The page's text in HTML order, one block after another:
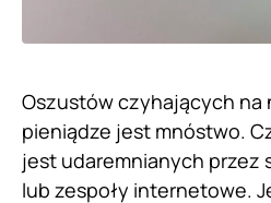
Oszustów czyhających na
pieniądze jest mnóstwo.
jest udaremnianych
lub zespoły internetowe.